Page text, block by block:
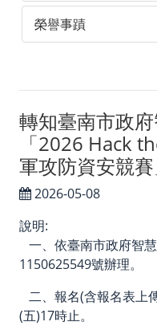
相關連結
中華民國對外貿
外貿協會發展中心
台灣政治學會
聯絡我們／媒體
聯絡我們
榮譽事蹟
轉知臺南市政
「2026 Hack
軍攻防資安競
2026-05-08
說明:
一、依臺南市政府智
1150625549號辦理。
二、報名(含報名表上
(五)17時止。